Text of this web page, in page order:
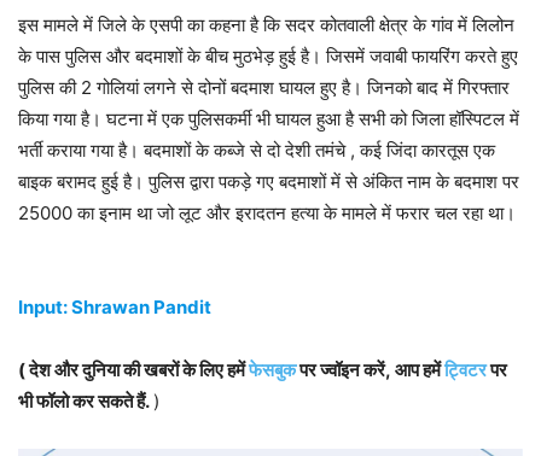
इस मामले में जिले के एसपी का कहना है कि सदर कोतवाली क्षेत्र के गांव में लिलोन
के पास पुलिस और बदमाशों के बीच मुठभेड़ हुई है। जिसमें जवाबी फायरिंग करते हुए
पुलिस की 2 गोलियां लगने से दोनों बदमाश घायल हुए है। जिनको बाद में गिरफ्तार
किया गया है। घटना में एक पुलिसकर्मी भी घायल हुआ है सभी को जिला हॉस्पिटल में
भर्ती कराया गया है। बदमाशों के कब्जे से दो देशी तमंचे , कई जिंदा कारतूस एक
बाइक बरामद हुई है। पुलिस द्वारा पकड़े गए बदमाशों में से अंकित नाम के बदमाश पर
25000 का इनाम था जो लूट और इरादतन हत्या के मामले में फरार चल रहा था।
Input: Shrawan Pandit
( देश और दुनिया की खबरों के लिए हमेंफेसबुकपर ज्वॉइन करें, आप हमेंट्विटरपर
भी फॉलो कर सकते हैं. )